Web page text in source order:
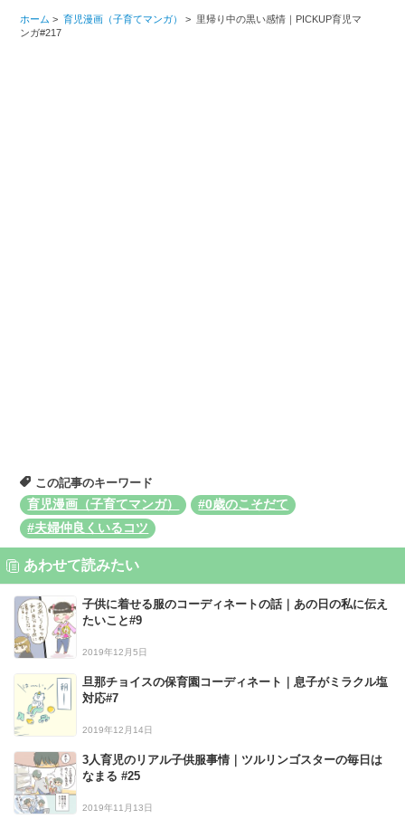
ホーム > 育児漫画（子育てマンガ） > 里帰り中の黒い感情｜PICKUP育児マ
ンガ#217
この記事のキーワード
育児漫画（子育てマンガ）
#0歳のこそだて
#夫婦仲良くいるコツ
あわせて読みたい
子供に着せる服のコーディネートの話｜あの日の私に伝え
たいこと#9
2019年12月5日
旦那チョイスの保育園コーディネート｜息子がミラクル塩
対応#7
2019年12月14日
3人育児のリアル子供服事情｜ツルリンゴスターの毎日は
なまる #25
2019年11月13日